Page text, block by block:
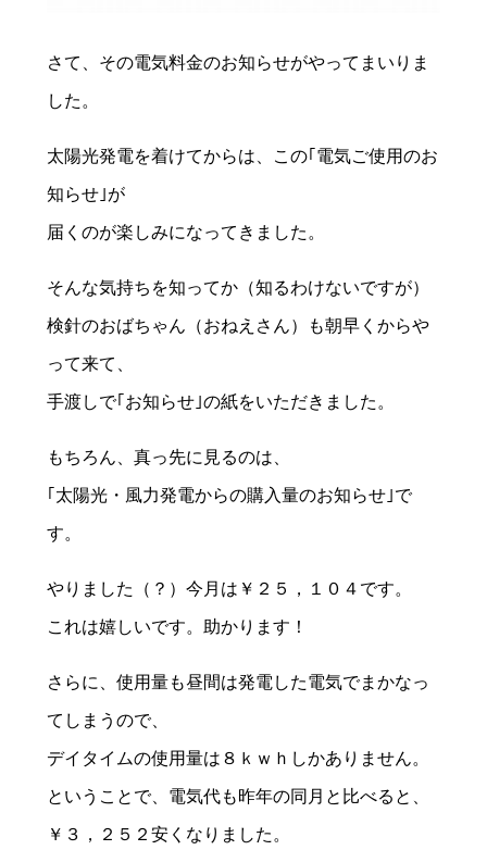
さて、その電気料金のお知らせがやってまいりま
した。
太陽光発電を着けてからは、この｢電気ご使用のお
知らせ｣が
届くのが楽しみになってきました。
そんな気持ちを知ってか（知るわけないですが）
検針のおばちゃん（おねえさん）も朝早くからや
って来て、
手渡しで｢お知らせ｣の紙をいただきました。
もちろん、真っ先に見るのは、
｢太陽光・風力発電からの購入量のお知らせ｣で
す。
やりました（？）今月は￥２５，１０４です。
これは嬉しいです。助かります！
さらに、使用量も昼間は発電した電気でまかなっ
てしまうので、
デイタイムの使用量は８ｋｗｈしかありません。
ということで、電気代も昨年の同月と比べると、
￥３，２５２安くなりました。